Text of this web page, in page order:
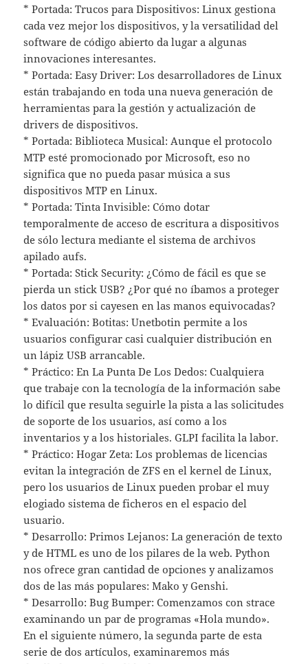
* Portada: Trucos para Dispositivos: Linux gestiona
cada vez mejor los dispositivos, y la versatilidad del
software de código abierto da lugar a algunas
innovaciones interesantes.
* Portada: Easy Driver: Los desarrolladores de Linux
están trabajando en toda una nueva generación de
herramientas para la gestión y actualización de
drivers de dispositivos.
* Portada: Biblioteca Musical: Aunque el protocolo
MTP esté promocionado por Microsoft, eso no
significa que no pueda pasar música a sus
dispositivos MTP en Linux.
* Portada: Tinta Invisible: Cómo dotar
temporalmente de acceso de escritura a dispositivos
de sólo lectura mediante el sistema de archivos
apilado aufs.
* Portada: Stick Security: ¿Cómo de fácil es que se
pierda un stick USB? ¿Por qué no íbamos a proteger
los datos por si cayesen en las manos equivocadas?
* Evaluación: Botitas: Unetbotin permite a los
usuarios configurar casi cualquier distribución en
un lápiz USB arrancable.
* Práctico: En La Punta De Los Dedos: Cualquiera
que trabaje con la tecnología de la información sabe
lo difícil que resulta seguirle la pista a las solicitudes
de soporte de los usuarios, así como a los
inventarios y a los historiales. GLPI facilita la labor.
* Práctico: Hogar Zeta: Los problemas de licencias
evitan la integración de ZFS en el kernel de Linux,
pero los usuarios de Linux pueden probar el muy
elogiado sistema de ficheros en el espacio del
usuario.
* Desarrollo: Primos Lejanos: La generación de texto
y de HTML es uno de los pilares de la web. Python
nos ofrece gran cantidad de opciones y analizamos
dos de las más populares: Mako y Genshi.
* Desarrollo: Bug Bumper: Comenzamos con strace
examinando un par de programas «Hola mundo».
En el siguiente número, la segunda parte de esta
serie de dos artículos, examinaremos más